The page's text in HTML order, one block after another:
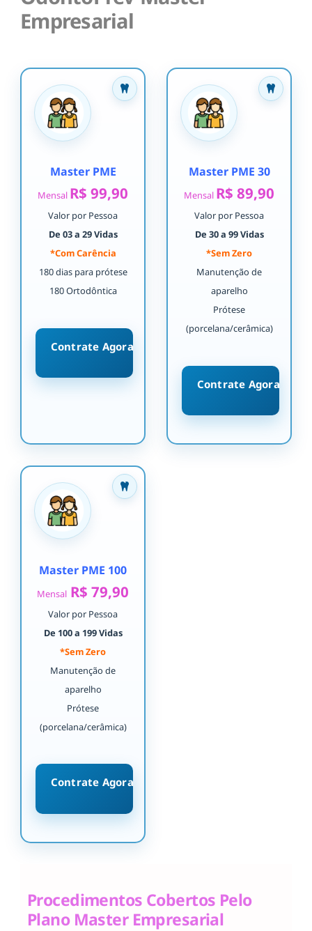
Empresarial
Master PME
Mensal R$ 99,90
Valor por Pessoa
De 03 a 29 Vidas
*Com Carência
180 dias para prótese
180 Ortodôntica
Contrate Agora
Master PME 30
Mensal R$ 89,90
Valor por Pessoa
De 30 a 99 Vidas
*Sem Zero
Manutenção de
aparelho
Prótese
(porcelana/cerâmica)
Contrate Agora
Master PME 100
Mensal R$ 79,90
Valor por Pessoa
De 100 a 199 Vidas
*Sem Zero
Manutenção de
aparelho
Prótese
(porcelana/cerâmica)
Contrate Agora
Procedimentos Cobertos Pelo
Plano Master Empresarial